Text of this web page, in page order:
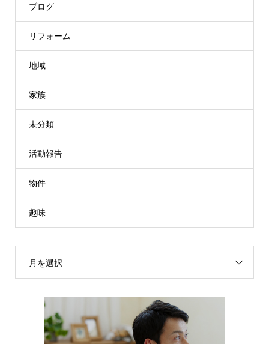
ブログ
リフォーム
地域
家族
未分類
活動報告
物件
趣味
月を選択